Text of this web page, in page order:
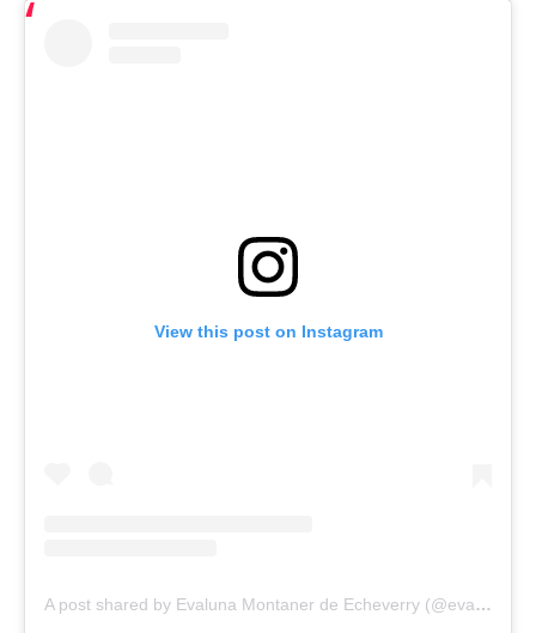
View this post on Instagram
A post shared by Evaluna Montaner de Echeverry (@evaluna)